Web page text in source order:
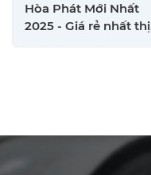
Hòa Phát Mới Nhất
2025 - Giá rẻ nhất thị